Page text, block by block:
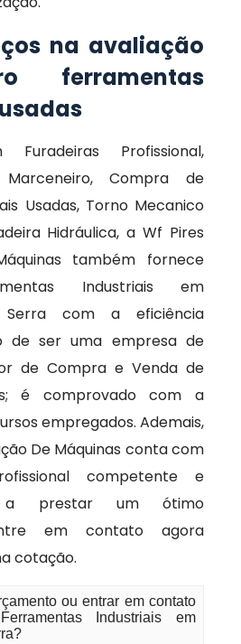
na avaliação
ferramentas
Furadeiras Profissional,
Compra de
Usadas, Torno Mecanico
Hidráulica, a Wf Pires
também fornece
Industriais em
com a eficiência
de ser uma empresa de
de Compra e Venda de
é comprovado com a
empregados. Ademais,
De Máquinas conta com
competente e
a prestar um ótimo
em contato agora
cotação.
ou entrar em contato
Industriais em